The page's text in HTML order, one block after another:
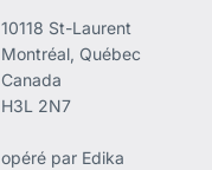
10118 St-Laurent
Montréal, Québec
Canada
H3L 2N7
opéré par Edika